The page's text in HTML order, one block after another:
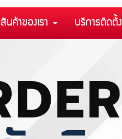
สินค้าของเรา บริการติดตั้ง